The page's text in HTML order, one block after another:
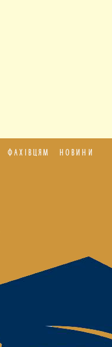
ФАХІВЦЯМ
НОВИНИ